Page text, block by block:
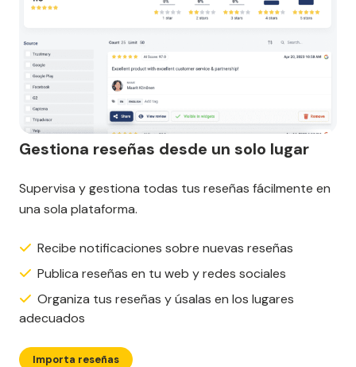
Gestiona reseñas desde un solo lugar
Supervisa y gestiona todas tus reseñas fácilmente en
una sola plataforma.
Recibe notificaciones sobre nuevas reseñas
Publica reseñas en tu web y redes sociales
Organiza tus reseñas y úsalas en los lugares
adecuados
Importa reseñas